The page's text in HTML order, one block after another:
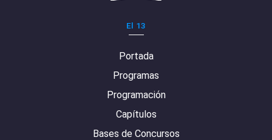
El 13
Portada
Programas
Programación
Capítulos
Bases de Concursos